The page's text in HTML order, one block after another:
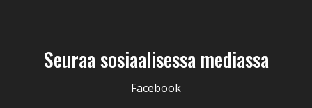
Seuraa sosiaalisessa mediassa
Facebook